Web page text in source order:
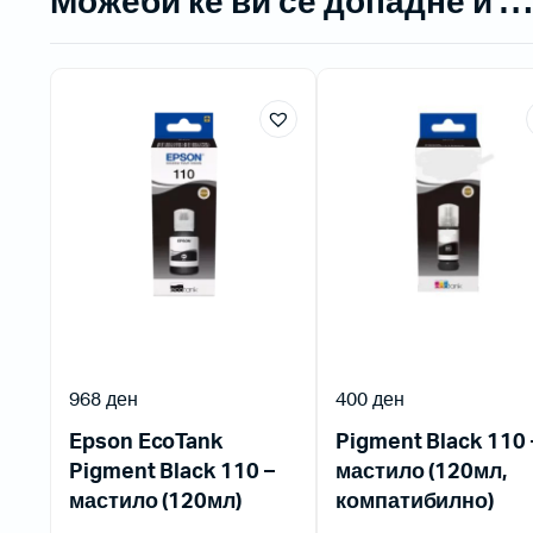
Epson EcoTank
Pigment Black 110 –
мастило (120мл)
968ден
Pigment Black 110
мастило (120мл,
компатибилно)
400ден